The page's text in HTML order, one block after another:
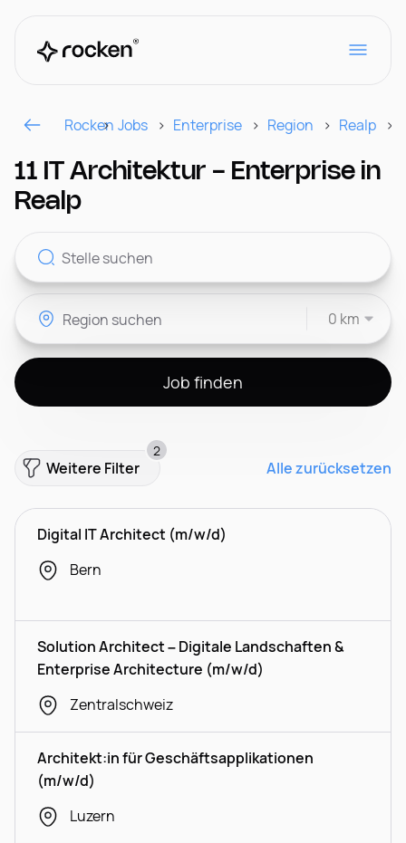
Für Arbeitgeber
Kontakt
CH
Rocken Jobs Enterprise Region Realp
11 IT Architektur - Enterprise in
Realp
0 km
Job finden
Weitere Filter
2
Alle zurücksetzen
Digital IT Architect (m/w/d)
Bern
Solution Architect – Digitale Landschaften &
Enterprise Architecture (m/w/d)
Zentralschweiz
Architekt:in für Geschäftsapplikationen
(m/w/d)
Luzern